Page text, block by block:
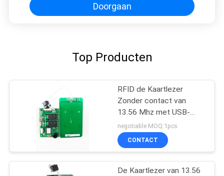
Doorgaan
Top Producten
RFID de Kaartlezer
Zonder contact van
13.56 Mhz met USB-
Interface, IC-Kaartlezer
negotiable MOQ:1pcs
CONTACT
De Kaartlezer van 13.56